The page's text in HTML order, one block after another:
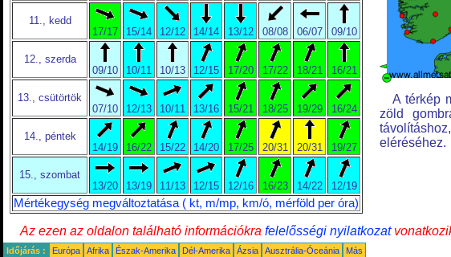
11., kedd
17/17
15/14 12/12 14/14 13/12 08/08 06/07 09/10
12., szerda
09/10
10/11 10/13 12/15 17/20 17/22 18/21 16/21
13., csütörtök
07/10
12/13 10/11 13/16 15/21 18/25 19/29 16/24
14., péntek
14/19
16/22 15/22 14/20 17/25 20/31 20/31 19/27
15., szombat
13/20
13/19 11/13 12/15 12/16 16/23 14/22 12/19
Mértékegység megváltoztatása ( kt, m/mp, km/ó, mérföld per óra)
A térkép
zöld
eléréséhez.
Az ezen az oldalon található információkra felelősségi nyilatkozat
Időjárás : Európa Afrika Észak-Amerika Dél-Amerika Ázsia Ausztrália-Óceánia Más